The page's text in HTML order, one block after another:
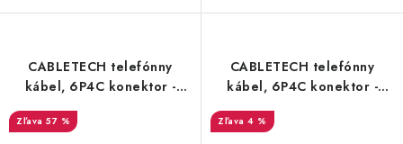
CABLETECH telefónny
kábel, 6P4C konektor -
6P4C konektor, 10m, čierny
57 %
CABLETECH telefónny
kábel, 6P4C konektor -
6P4C konektor, 15m, biely
4 %